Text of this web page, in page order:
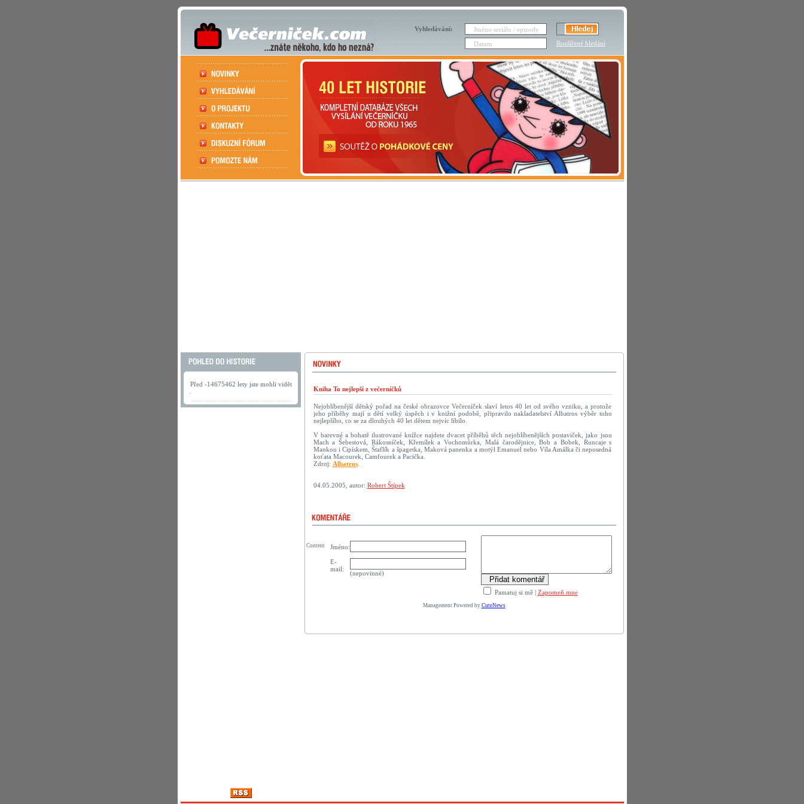
Vyhledávání:
Rozšířené hledání
Před -14675462 lety jste mohli vidět
Kniha To nejlepší z večerníčků
Nejoblíbenější dětský pořad na české obrazovce Večerníček slaví letos 40 let od svého vzniku, a protože
jeho příběhy mají u dětí velký úspěch i v knižní podobě, připravilo nakladatelství Albatros výběr toho
nejlepšího, co se za dlouhých 40 let dětem nejvíc líbilo.
V barevné a bohatě ilustrované knížce najdete dvacet příběhů těch nejoblíbenějších postaviček, jako jsou
Mach a Šebestová, Rákosníček, Křemílek a Vochomůrka, Malá čarodějnice, Bob a Bobek, Runcaje s
Mankou i Cipískem, Štaflík a špagetka, Maková panenka a motýl Emanuel nebo Víla Amálka či neposedná
koťata Macourek, Camfourek a Pacička.
Zdroj: Albatros.
04.05.2005, autor: Robert Štípek
Jméno:
Pamatuj si mě| Zapomeň mne
E-
mail:
(nepovinné)
Content
Management Powered by CuteNews